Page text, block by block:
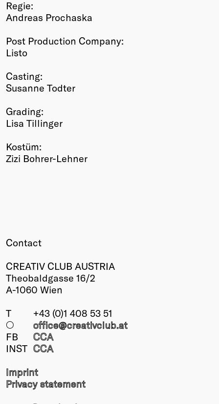
Regie:
Andreas Prochaska
Post Production Company:
Listo
Casting:
Susanne Todter
Grading:
Lisa Tillinger
Kostüm:
Zizi Bohrer-Lehner
Contact
CREATIV CLUB AUSTRIA
Theobaldgasse 16/2
A-1060 Wien
T
+43 (0)1 408 53 51
○
office@creativclub.at
FB
CCA
INST CCA
Imprint
Privacy statement